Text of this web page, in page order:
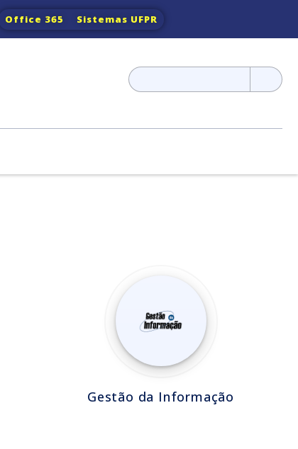
Office 365 Sistemas UFPR
Pesquisar
por:
Gestão da Informação